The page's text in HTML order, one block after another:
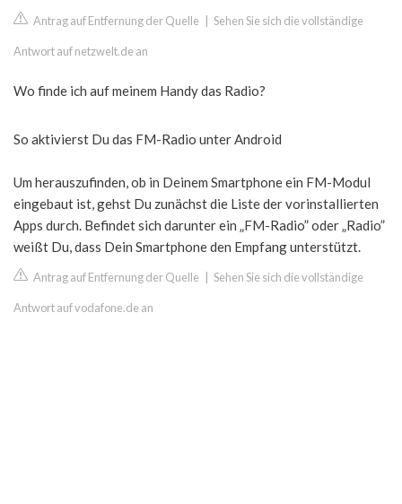
Antrag auf Entfernung der Quelle Sehen Sie sich die vollständige
Antwort auf netzwelt.de an
Wo finde ich auf meinem Handy das Radio?
So aktivierst Du das FM-Radio unter Android
Um herauszufinden, ob in Deinem Smartphone ein FM-Modul
eingebaut ist, gehst Du zunächst die Liste der vorinstallierten
Apps durch. Befindet sich darunter ein „FM-Radio” oder „Radio”
weißt Du, dass Dein Smartphone den Empfang unterstützt.
Antrag auf Entfernung der Quelle Sehen Sie sich die vollständige
Antwort auf vodafone.de an